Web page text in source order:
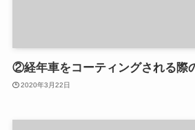
②経年車をコーティングされる際
2020年3月22日